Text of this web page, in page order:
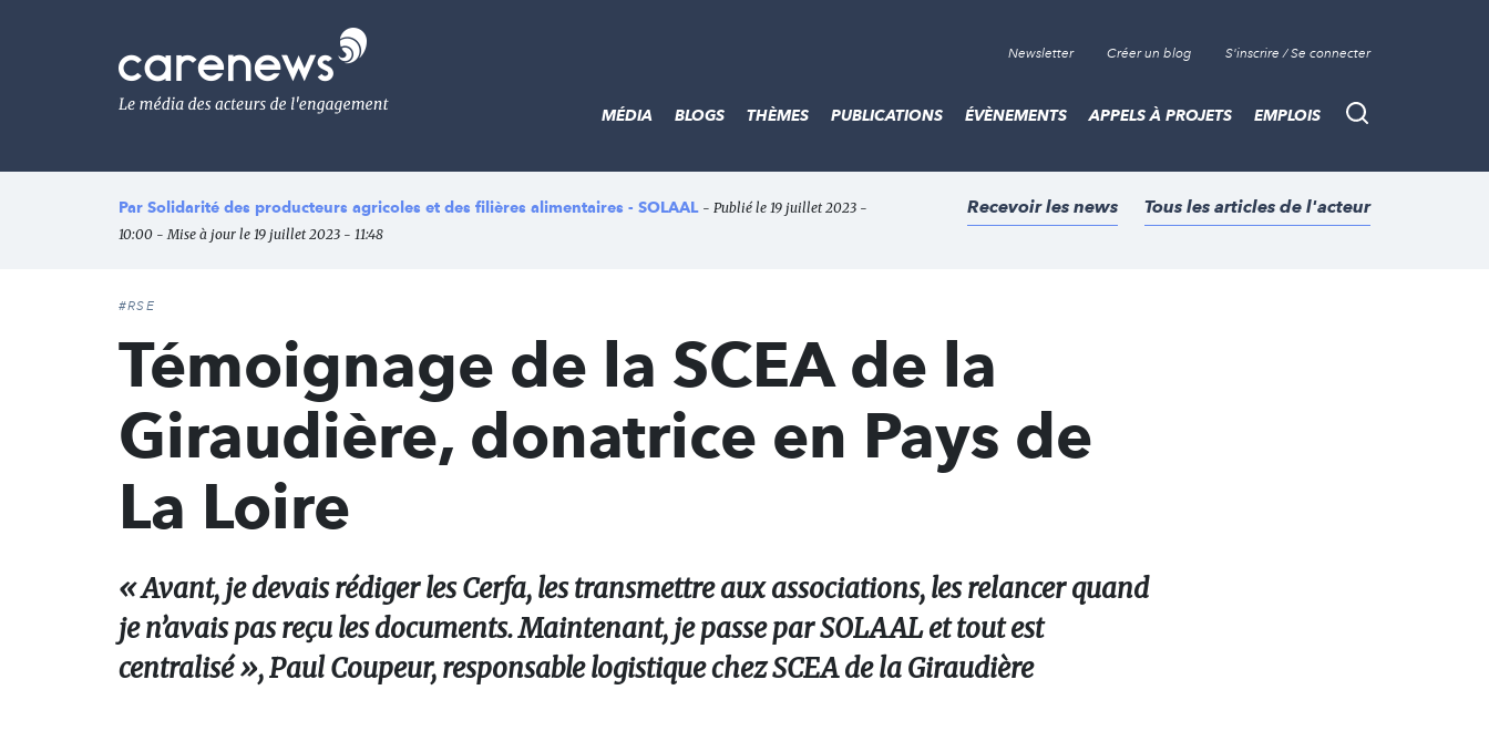
Le
média
de
l'engagement
Newsletter Créer un blog S'inscrire / Se connecter
Recherche
MÉDIA BLOGS THÈMES PUBLICATIONS ÉVÈNEMENTS APPELS À PROJETS EMPLOIS
Par Solidarité des producteurs agricoles et des filières alimentaires - SOLAAL - Publié le 19 juillet 2023 -
10:00 - Mise à jour le 19 juillet 2023 - 11:48
Recevoir les news Tous les articles de l'acteur
#RSE
Témoignage de la SCEA de la
Giraudière, donatrice en Pays de
La Loire
« Avant, je devais rédiger les Cerfa, les transmettre aux associations, les relancer quand
je n’avais pas reçu les documents. Maintenant, je passe par SOLAAL et tout est
centralisé », Paul Coupeur, responsable logistique chez SCEA de la Giraudière